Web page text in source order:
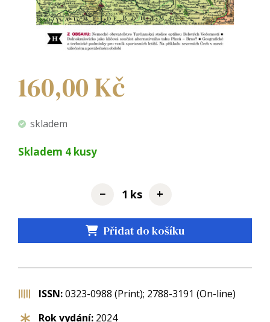
160,00Kč
skladem
Skladem 4 kusy
− ks +
Přidat do košíku
ISSN:0323-0988 (Print); 2788-3191 (On-line)
Rok vydání: 2024